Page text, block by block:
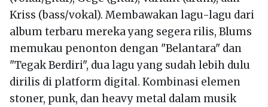
Kriss (bass/vokal). Membawakan lagu-lagu dari
album terbaru mereka yang segera rilis, Blums
memukau penonton dengan "Belantara" dan
"Tegak Berdiri", dua lagu yang sudah lebih dulu
dirilis di platform digital. Kombinasi elemen
stoner, punk, dan heavy metal dalam musik